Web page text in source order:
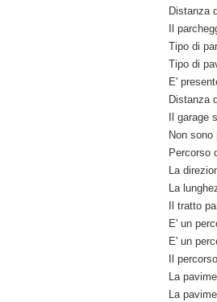
Distanza
Il
Tipo di
Tipo di
E'
Distanza
Il garage
Non
Percorso
La
La
Il tratto
E' un
E' un
Il
La
La